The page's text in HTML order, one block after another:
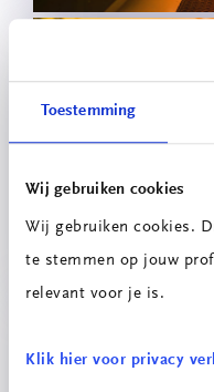
Toestemming
Wij gebruiken cookies
Wij gebruiken cookies.
te stemmen op jouw
relevant voor je is.
Klik hier voor privacy
Online Les